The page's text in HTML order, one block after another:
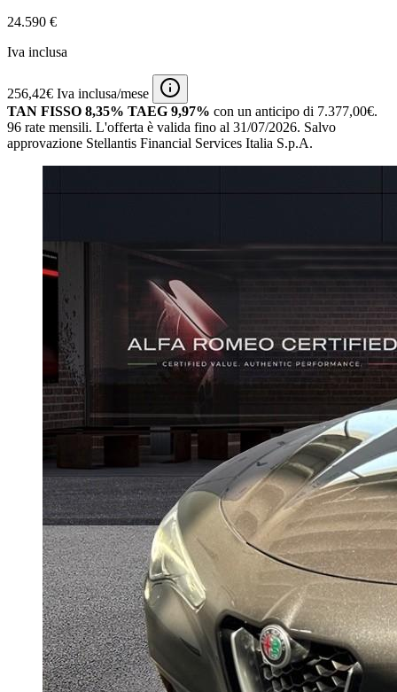
24.590 €
Iva inclusa
256,42€ Iva inclusa/mese
TAN FISSO 8,35% TAEG 9,97% con un anticipo di 7.377,00€.
96 rate mensili. L'offerta è valida fino al 31/07/2026. Salvo
approvazione Stellantis Financial Services Italia S.p.A.